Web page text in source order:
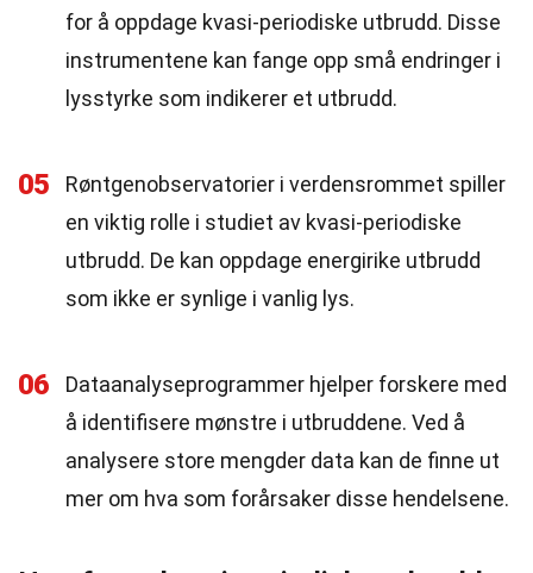
for å oppdage kvasi-periodiske utbrudd. Disse
instrumentene kan fange opp små endringer i
lysstyrke som indikerer et utbrudd.
05
Røntgenobservatorier i verdensrommet spiller
en viktig rolle i studiet av kvasi-periodiske
utbrudd. De kan oppdage energirike utbrudd
som ikke er synlige i vanlig lys.
06
Dataanalyseprogrammer hjelper forskere med
å identifisere mønstre i utbruddene. Ved å
analysere store mengder data kan de finne ut
mer om hva som forårsaker disse hendelsene.